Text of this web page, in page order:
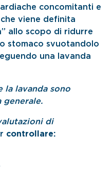
concomitanti e
viene definita
allo scopo di ridurre
stomaco svuotandolo
una lavanda
la lavanda sono
generale.
di
controllare: